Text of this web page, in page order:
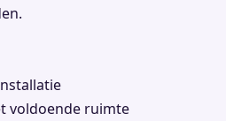
voldoende ruimte